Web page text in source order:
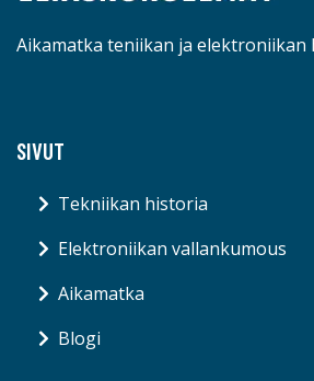
Aikamatka teniikan ja elektroniikan
SIVUT
Tekniikan historia
Elektroniikan vallankumous
Aikamatka
Blogi